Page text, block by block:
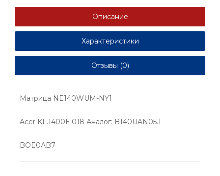
Описание
Характеристики
Отзывы (0)
Матрица NE140WUM-NY1
Acer KL.1400E.018 Аналог: B140UAN05.1
BOE0AB7